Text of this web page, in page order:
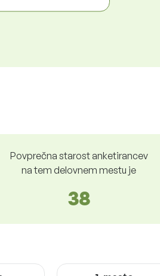
Povprečna starost anketirancev
na tem delovnem mestu je
38